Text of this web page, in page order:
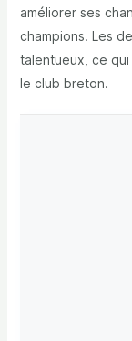
améliorer ses
champions. Les
talentueux, ce
le club breton.